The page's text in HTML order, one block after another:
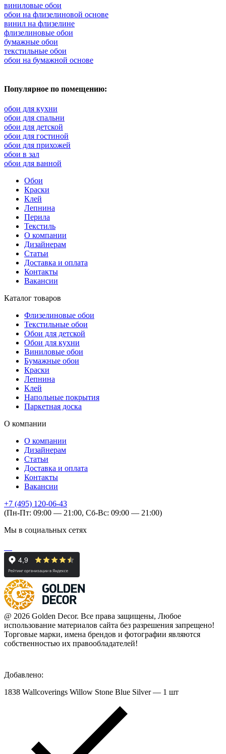
виниловые обои
обои на флизелиновой основе
винил на флизелине
флизелиновые обои
бумажные обои
текстильные обои
обои на бумажной основе
Популярное по помещению:
обои для кухни
обои для спальни
обои для детской
обои для гостиной
обои для прихожей
обои в зал
обои для ванной
Обои
Краски
Клей
Лепнина
Перила
Текстиль
О компании
Дизайнерам
Статьи
Доставка и оплата
Контакты
Вакансии
Каталог товаров
Флизелиновые обои
Текстильные обои
Обои для детской
Обои для кухни
Виниловые обои
Бумажные обои
Краски
Лепнина
Клей
Напольные покрытия
Паркетная доска
О компании
О компании
Дизайнерам
Статьи
Доставка и оплата
Контакты
Вакансии
+7 (495) 120-06-43
(Пн-Пт: 09:00 — 21:00, Сб-Вс: 09:00 — 21:00)
Мы в социальных сетях
@ 2026 Golden Decor. Все права защищены, Любое
использование материалов сайта без разрешения запрещено!
Торговые марки, имена брендов и фотографии являются
собственностью их правообладателей!
Добавлено:
1838 Wallcoverings Willow Stone Blue Silver — 1 шт